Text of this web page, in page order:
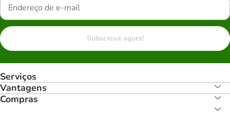
Subscreva agora!
Serviços
Vantagens
Compras